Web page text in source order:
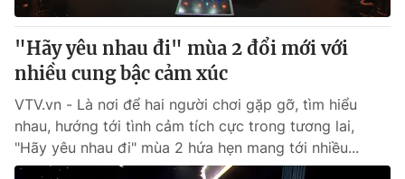
"Hãy yêu nhau đi" mùa 2 đổi mới với
nhiều cung bậc cảm xúc
VTV.vn - Là nơi để hai người chơi gặp gỡ, tìm hiểu
nhau, hướng tới tình cảm tích cực trong tương lai,
"Hãy yêu nhau đi" mùa 2 hứa hẹn mang tới nhiều...